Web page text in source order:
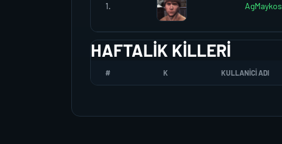
1. AgMaykos
HAFTALIK KILLERI
# K KULLANICI ADI